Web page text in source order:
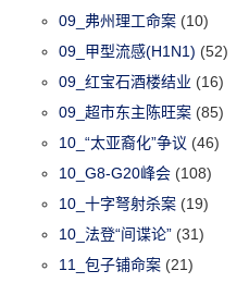
09_弗州理工命案 (10)
09_甲型流感(H1N1) (52)
09_红宝石酒楼结业 (16)
09_超市东主陈旺案 (85)
10_“太亚裔化”争议 (46)
10_G8-G20峰会 (108)
10_十字弩射杀案 (19)
10_法登“间谍论” (31)
11_包子铺命案 (21)